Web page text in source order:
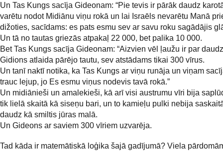
Un Tas Kungs sacīja Gideonam: “Pie tevis ir pārāk daudz
varētu nodot Midiānu viņu rokā un lai Israēls nevarētu Manā
dižoties, sacīdams: es pats esmu sev ar savu roku sagādājis
Un tā no tautas griezās atpakaļ 22 000, bet palika 10 000.
Bet Tas Kungs sacīja Gideonam: “Aizvien vēl ļaužu ir par
Gidions atlaida pārējo tautu, sev atstādams tikai 300 vīrus.
Un tanī naktī notika, ka Tas Kungs ar viņu runāja un viņam
trauc lejup, jo Es esmu viņus nodevis tavā rokā.”
Un midiānieši un amalekieši, kā arī visi austrumu vīri bija
tik lielā skaitā kā siseņu bari, un to kamieļu pulki nebija
daudz kā smiltis jūras malā.
Un Gideons ar saviem 300 vīriem uzvarēja.
Tad kāda ir matemātiskā loģika šajā gadījumā? Viela